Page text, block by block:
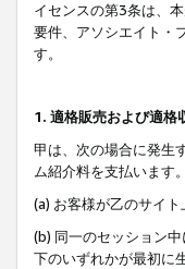
イセンスの第3条は、
要件、アソシエイト・
す。
1. 適格販売および適格
甲は、次の場合に発生
ム紹介料を支払います。
(a) お客様が乙のサイ
(b) 同一のセッション
下のいずれかが最初に